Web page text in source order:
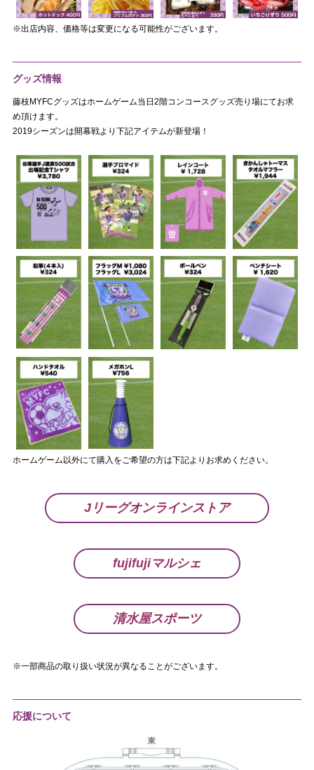
※出店内容、価格等は変更になる可能性がございます。
グッズ情報
藤枝MYFCグッズはホームゲーム当日2階コンコースグッズ売り場にてお求
め頂けます。
2019シーズンは開幕戦より下記アイテムが新登場！
ホームゲーム以外にて購入をご希望の方は下記よりお求めください。
Jリーグオンラインストア
fujifujiマルシェ
清水屋スポーツ
※一部商品の取り扱い状況が異なることがございます。
応援について